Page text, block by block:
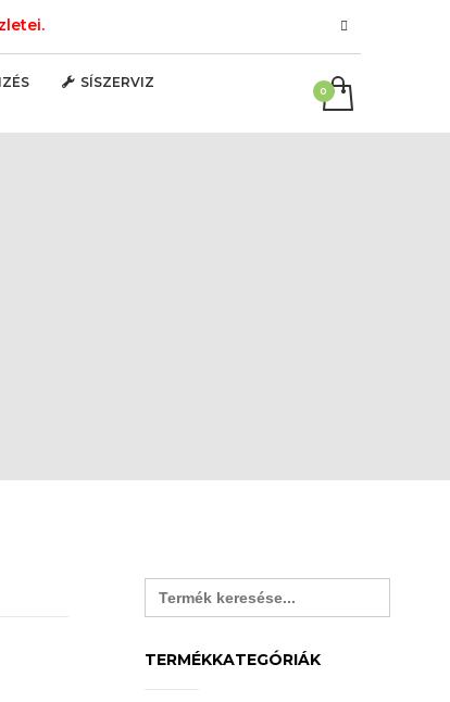
SÍSZERVIZ
Search
for:
TERMÉKKATEGÓRIÁK